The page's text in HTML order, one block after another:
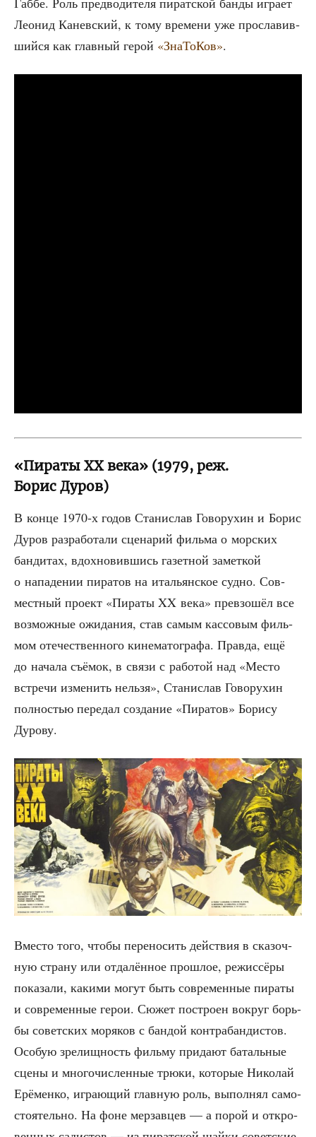
Лео­нид Канев­ский, к тому вре­ме­ни уже про­сла­вив­
ший­ся как глав­ный герой «Зна­То­Ков».
«Пираты XX века» (1979, реж.
Борис Дуров)
В кон­це 1970‑х годов Ста­ни­слав Гово­ру­хин и Борис
Дуров раз­ра­бо­та­ли сце­на­рий филь­ма о мор­ских
бан­ди­тах, вдох­но­вив­шись газет­ной замет­кой
о напа­де­нии пира­тов на ита­льян­ское суд­но. Сов­
мест­ный про­ект «Пира­ты XX века» пре­взо­шёл все
воз­мож­ные ожи­да­ния, став самым кас­со­вым филь­
мом оте­че­ствен­но­го кине­ма­то­гра­фа. Прав­да, ещё
до нача­ла съё­мок, в свя­зи с рабо­той над «Место
встре­чи изме­нить нель­зя», Ста­ни­слав Гово­ру­хин
пол­но­стью пере­дал созда­ние «Пира­тов» Бори­су
Дурову.
Вме­сто того, что­бы пере­но­сить дей­ствия в ска­зоч­
ную стра­ну или отда­лён­ное про­шлое, режис­сё­ры
пока­за­ли, каки­ми могут быть совре­мен­ные пира­ты
и совре­мен­ные герои. Сюжет постро­ен вокруг борь­
бы совет­ских моря­ков с бан­дой кон­тра­бан­ди­стов.
Осо­бую зре­лищ­ность филь­му при­да­ют баталь­ные
сце­ны и мно­го­чис­лен­ные трю­ки, кото­рые Нико­лай
Ерё­мен­ко, игра­ю­щий глав­ную роль, выпол­нял само­
сто­я­тель­но. На фоне мер­зав­цев — а порой и откро­